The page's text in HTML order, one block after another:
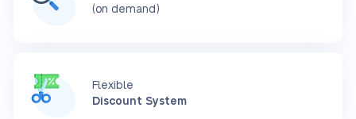
(on demand)
Flexible
Discount System